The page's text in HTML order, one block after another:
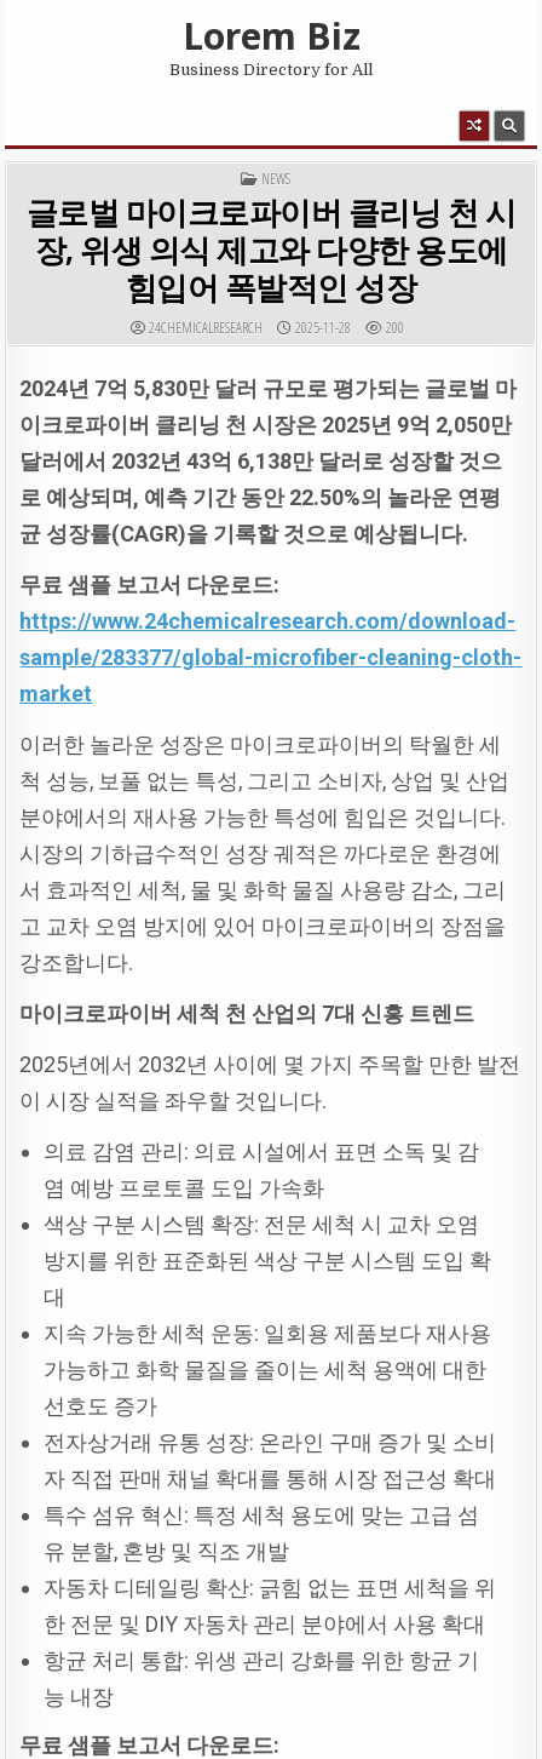
Lorem Biz
Business Directory for All
POSTED IN
NEWS
글로벌 마이크로파이버 클리닝 천 시
장, 위생 의식 제고와 다양한 용도에
힘입어 폭발적인 성장
AUTHOR:
24CHEMICALRESEARCH PUBLISHED DATE:
2025-11-28 200
2024년 7억 5,830만 달러 규모로 평가되는 글로벌 마
이크로파이버 클리닝 천시장은 2025년 9억 2,050만
달러에서 2032년 43억 6,138만 달러로 성장할것으
로 예상되며, 예측 기간동안 22.50%의 놀라운 연평
균 성장률(CAGR)을 기록할것으로 예상됩니다.
무료샘플 보고서 다운로드:
https://www.24chemicalresearch.com/download-
sample/283377/global-microfiber-cleaning-cloth-
market
이러한 놀라운 성장은 마이크로파이버의 탁월한 세
척 성능, 보풀 없는 특성, 그리고 소비자, 상업 및 산업
분야에서의 재사용 가능한 특성에 힘입은 것입니다.
시장의 기하급수적인 성장 궤적은 까다로운 환경에
서 효과적인 세척, 물 및 화학 물질 사용량 감소, 그리
고 교차 오염 방지에 있어 마이크로파이버의 장점을
강조합니다.
마이크로파이버세척 천 산업의 7대 신흥 트렌드
2025년에서 2032년 사이에 몇 가지 주목할 만한 발전
이 시장 실적을 좌우할 것입니다.
의료 감염 관리: 의료 시설에서 표면 소독 및 감
염 예방 프로토콜 도입 가속화
색상 구분 시스템 확장: 전문 세척 시 교차 오염
방지를 위한 표준화된 색상 구분 시스템 도입 확
대
지속 가능한 세척 운동: 일회용 제품보다 재사용
가능하고 화학 물질을 줄이는 세척 용액에 대한
선호도 증가
전자상거래 유통 성장: 온라인 구매 증가 및 소비
자 직접 판매 채널 확대를 통해 시장 접근성 확대
특수 섬유 혁신: 특정 세척 용도에 맞는 고급 섬
유 분할, 혼방 및 직조 개발
자동차 디테일링 확산: 긁힘 없는 표면 세척을 위
한 전문 및 DIY 자동차 관리 분야에서 사용 확대
항균 처리 통합: 위생 관리 강화를 위한 항균 기
능 내장
무료샘플 보고서 다운로드: